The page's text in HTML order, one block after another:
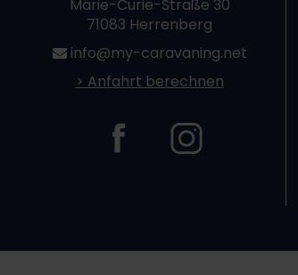
Marie-Curie-Straße 30
71083 Herrenberg
info@my-caravaning.net
> Anfahrt berechnen